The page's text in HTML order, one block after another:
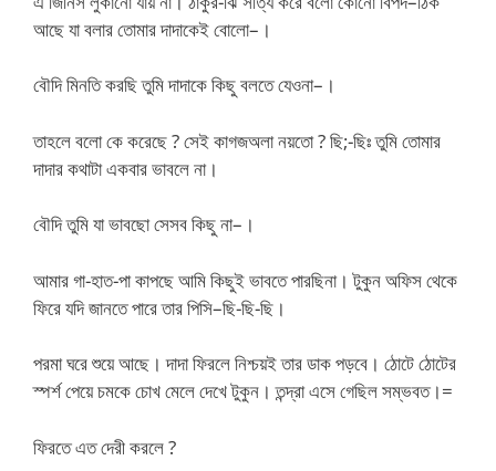
আছে যা বলার তোমার দাদাকেই বোলো–।
বৌদি মিনতি করছি তুমি দাদাকে কিছু বলতে যেওনা–।
তাহলে বলো কে করেছে ? সেই কাগজঅলা নয়তো ? ছি;-ছিঃ তুমি তোমার
দাদার কথাটা একবার ভাবলে না।
বৌদি তুমি যা ভাবছো সেসব কিছু না–।
আমার গা-হাত-পা কাপছে আমি কিছুই ভাবতে পারছিনা। টুকুন অফিস থেকে
ফিরে যদি জানতে পারে তার পিসি–ছি-ছি-ছি।
পরমা ঘরে শুয়ে আছে। দাদা ফিরলে নিশ্চয়ই তার ডাক পড়বে। ঠোটে ঠোটের
স্পর্শ পেয়ে চমকে চোখ মেলে দেখে টুকুন। তন্দ্রা এসে গেছিল সম্ভবত।=
ফিরতে এত দেরী করলে ?